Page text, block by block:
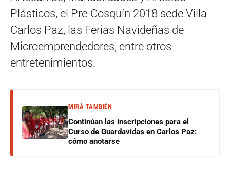
Plásticos, el Pre-Cosquín 2018 sede Villa
Carlos Paz, las Ferias Navideñas de
Microemprendedores, entre otros
entretenimientos.
MIRÁ TAMBIÉN
Continúan las inscripciones para el
Curso de Guardavidas en Carlos Paz:
cómo anotarse